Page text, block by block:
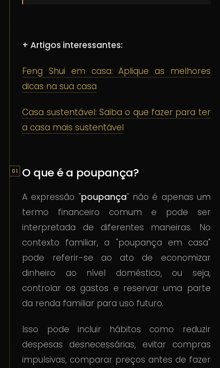
+ Artigos interessantes:
Feng Shui em casa: Aplique as melhores
dicas na sua casa
Casa sustentável: Saiba o que fazer para ter
a casa mais sustentável
O que é a poupança?
A expressão "poupança" não é apenas um
termo financeiro comum e pode ser
interpretada de diferentes maneiras. No
contexto familiar, a "poupança em casa"
pode referir-se ao ato de economizar
dinheiro ao nível doméstico, ou seja,
controlar os gastos e reservar uma parte
da renda familiar para uso futuro.
Isso pode incluir hábitos como reduzir
despesas desnecessárias, evitar compras
impulsivas, comparar preços antes de fazer